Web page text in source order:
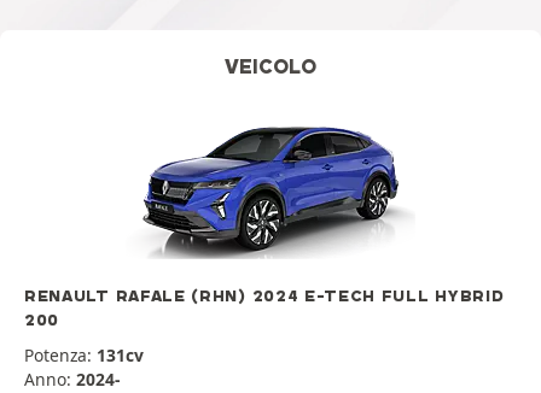
VEICOLO
RENAULT RAFALE (RHN) 2024 E-TECH FULL HYBRID
200
Potenza: 131cv
Anno: 2024-